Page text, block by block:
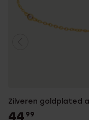
Zilveren goldplated
44 99